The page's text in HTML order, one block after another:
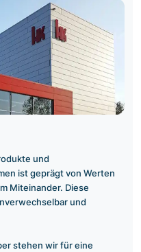
und
ist geprägt von Werten
Miteinander. Diese
und
stehen wir für eine